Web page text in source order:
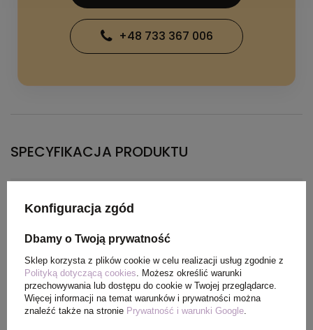
+48 733 367 006
SPECYFIKACJA PRODUKTU
Materiał ABS, metal
Wymiary
produktu
Ø1,1 x 13,6 cm
Konfiguracja zgód
Dbamy o Twoją prywatność
Sklep korzysta z plików cookie w celu realizacji usług zgodnie z
Polityką dotyczącą cookies. Możesz określić warunki
przechowywania lub dostępu do cookie w Twojej przeglądarce.
Więcej informacji na temat warunków i prywatności można
znaleźć także na stronie Prywatność i warunki Google.